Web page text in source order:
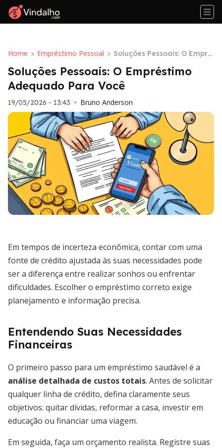
Home > Empréstimo Pessoal > Soluções Pessoais: O Empré
stimo Adequado Para Você
Soluções Pessoais: O Empréstimo
Adequado Para Você
19/05/2026 - 13:43 • Bruno Anderson
Em tempos de incerteza econômica, contar com uma
fonte de crédito ajustada às suas necessidades pode
ser a diferença entre realizar sonhos ou enfrentar
dificuldades. Escolher o empréstimo correto exige
planejamento e informação precisa.
Entendendo Suas Necessidades
Financeiras
O primeiro passo para um empréstimo saudável é a
análise detalhada de custos totais. Antes de solicitar
qualquer linha de crédito, defina claramente seus
objetivos: quitar dívidas, reformar a casa, investir em
educação ou financiar uma viagem.
Em seguida, faça um orçamento realista. Registre suas